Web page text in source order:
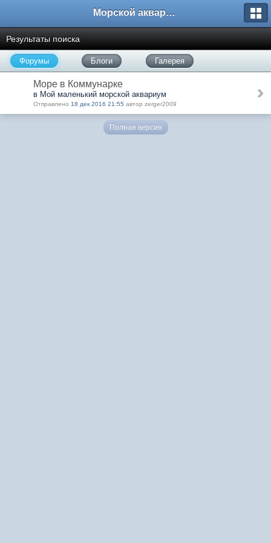
Морской аквариум. Форумы ReefCentral.ru
Результаты поиска
Форумы Блоги Галерея
Море в Коммунарке
в Мой маленький морской аквариум
Отправлено 18 дек 2016 21:55 автор zerger2009
Полная версия